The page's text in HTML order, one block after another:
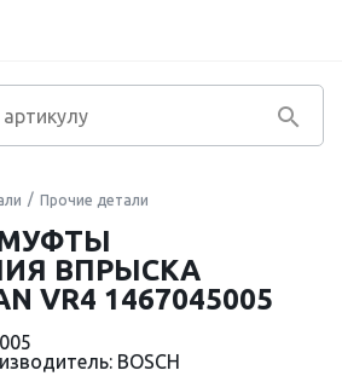
Прочие детали
ВПРЫСКА
VR4 1467045005
BOSCH